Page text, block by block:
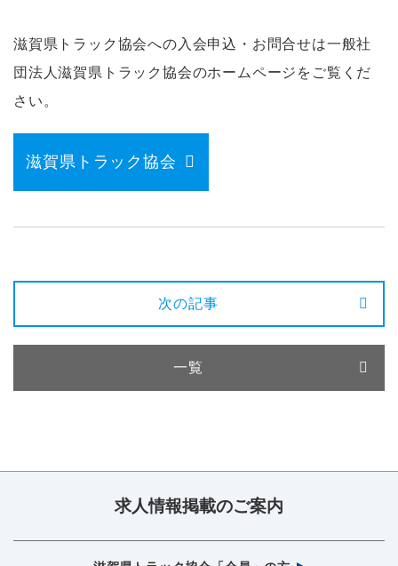
滋賀県トラック協会への入会申込・お問合せは一般社
団法人滋賀県トラック協会のホームページをご覧くだ
さい。
滋賀県トラック協会
次の記事
一覧
求人情報掲載のご案内